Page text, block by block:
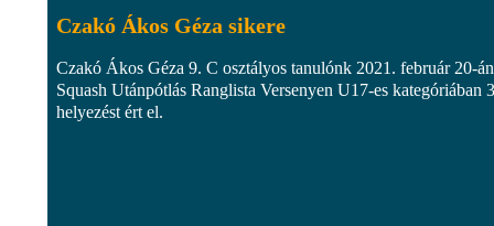
Czakó Ákos Géza sikere
Czakó Ákos Géza 9. C osztályos tanulónk 2021. február 20-
Squash Utánpótlás Ranglista Versenyen U17-es kategóriában
helyezést ért el.